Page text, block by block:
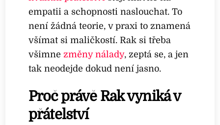
empatii a schopnosti naslouchat. To
není žádná teorie, v praxi to znamená
všímat si maličkostí. Rak si třeba
všimnezměny nálady, zeptá se, a jen
tak neodejde dokud není jasno.
Proč právě Rak vyniká v
přátelství